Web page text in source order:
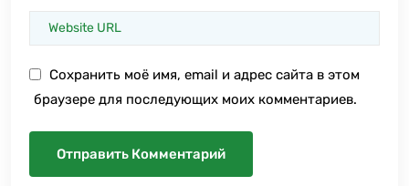
Сохранить моё имя, email и адрес сайта в этом
браузере для последующих моих комментариев.